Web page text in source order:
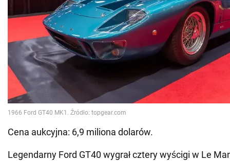
Cena aukcyjna: 6,9 miliona dolarów.
Legendarny Ford GT40 wygrał cztery wyścigi w Le